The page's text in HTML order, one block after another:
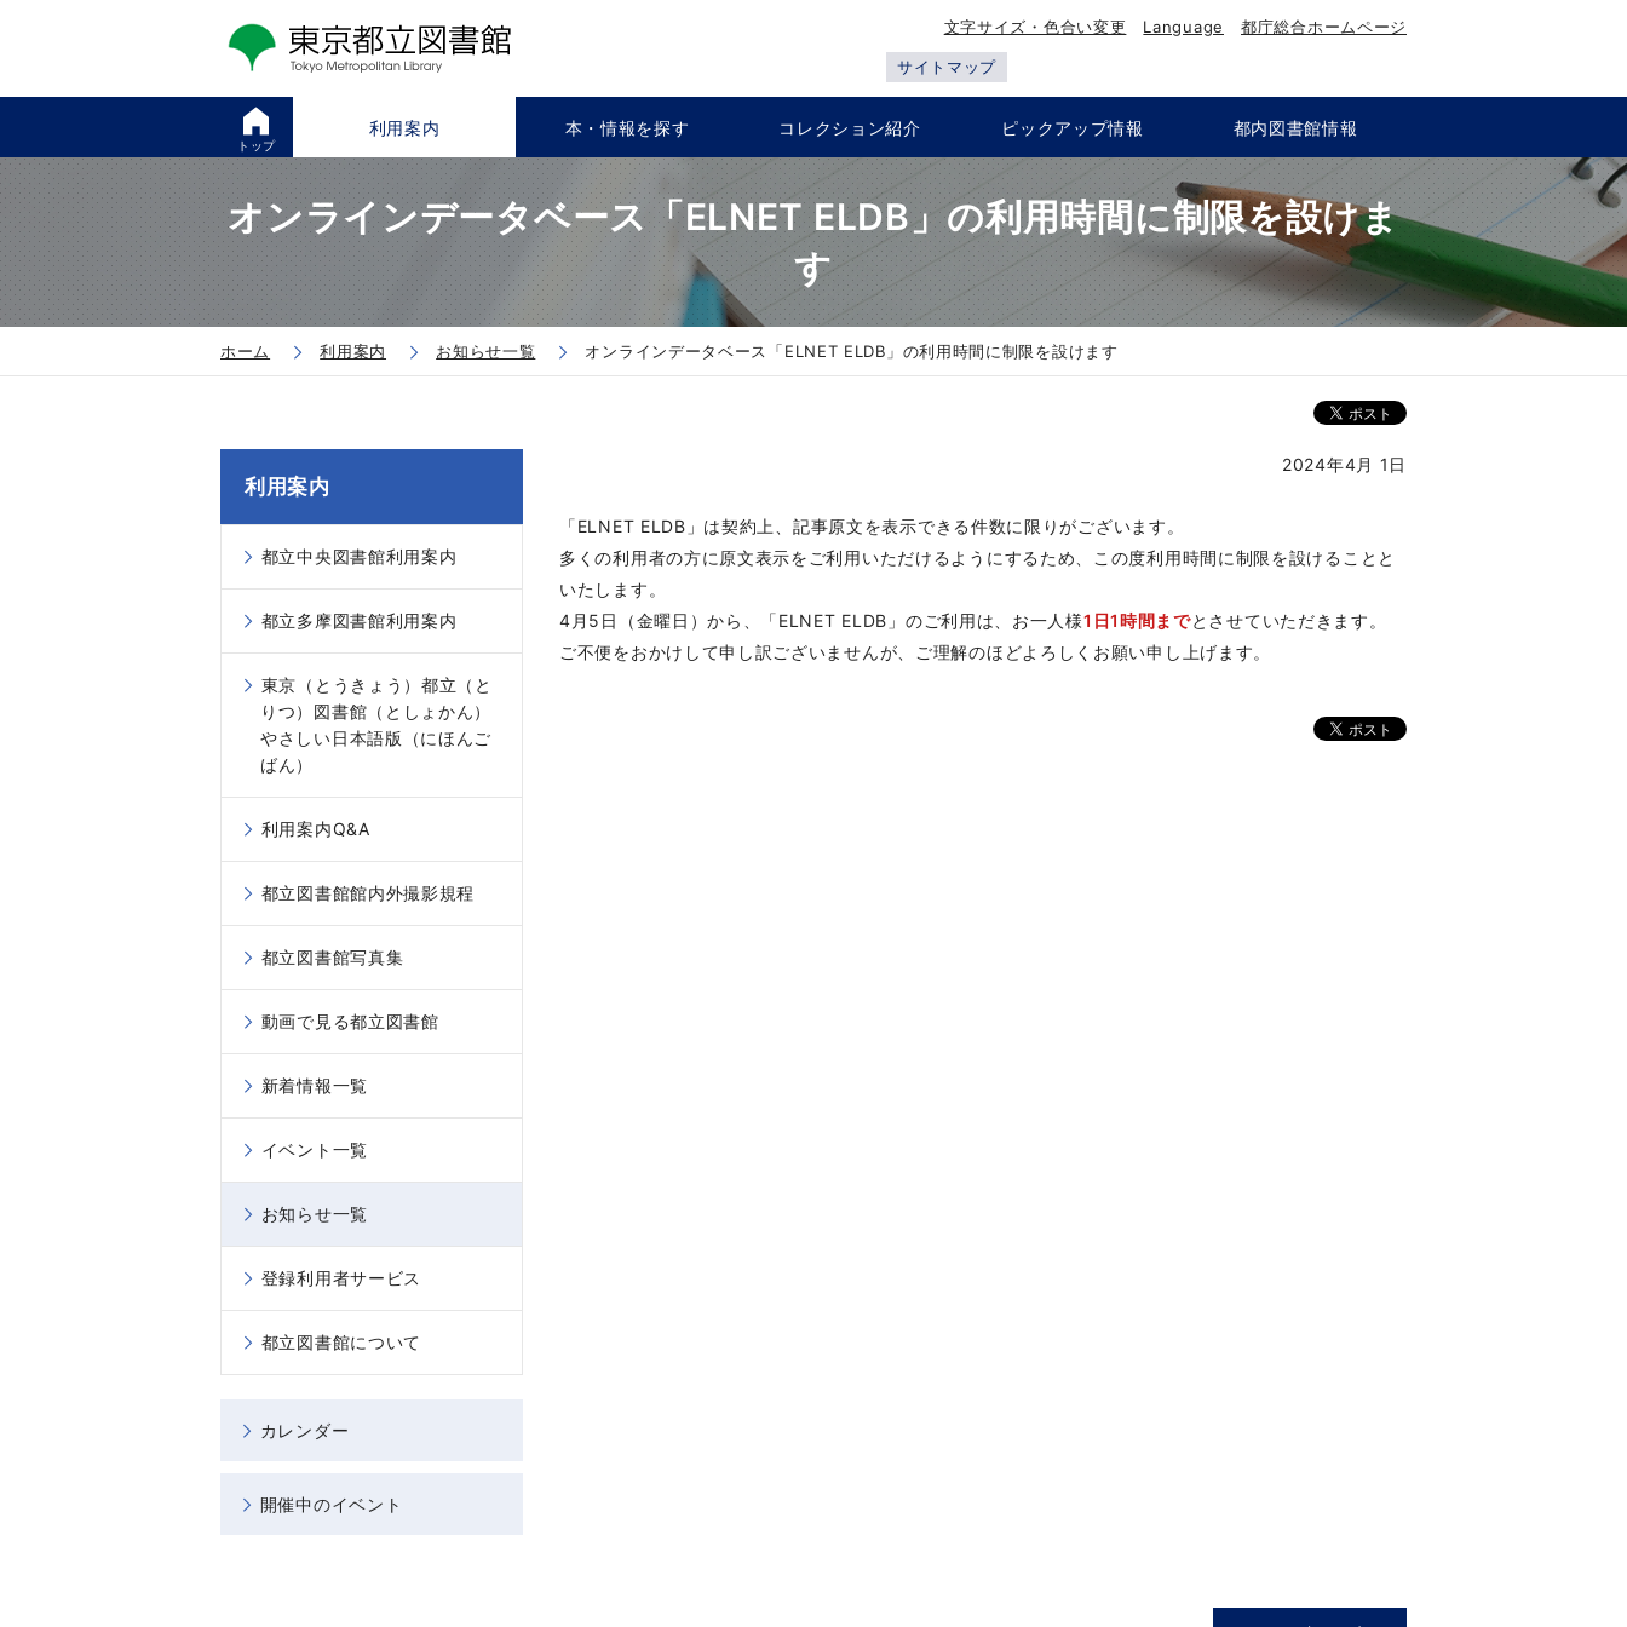
文字サイズ・色合い変更 Language 都庁総合ホームページ
サイトマップ
トップ
利用案内 本・情報を探す コレクション紹介 ピックアップ情報 都内図書館情報
オンラインデータベース「ELNET ELDB」の利用時間に制限を設けま
す
ホーム 利用案内 お知らせ一覧 オンラインデータベース「ELNET ELDB」の利用時間に制限を設けます
2024年4月 1日
「ELNET ELDB」は契約上、記事原文を表示できる件数に限りがございます。
多くの利用者の方に原文表示をご利用いただけるようにするため、この度利用時間に制限を設けることと
いたします。
4月5日（金曜日）から、「ELNET ELDB」のご利用は、お一人様1日1時間までとさせていただきます。
ご不便をおかけして申し訳ございませんが、ご理解のほどよろしくお願い申し上げます。
利用案内
都立中央図書館利用案内
都立多摩図書館利用案内
東京（とうきょう）都立（と
りつ）図書館（としょかん）
やさしい日本語版（にほんご
ばん）
利用案内Q&A
都立図書館館内外撮影規程
都立図書館写真集
動画で見る都立図書館
新着情報一覧
イベント一覧
お知らせ一覧
登録利用者サービス
都立図書館について
カレンダー
開催中のイベント